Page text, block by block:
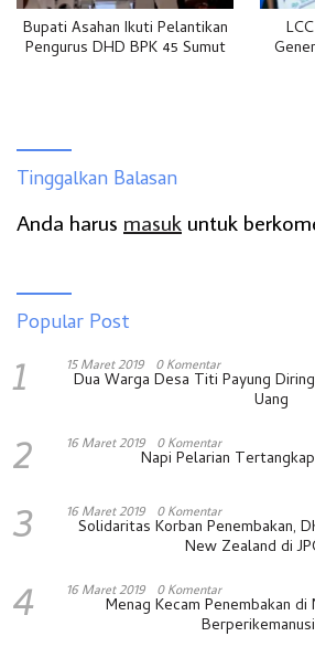
Bupati Asahan Ikuti Pelantikan
Pengurus DHD BPK 45 Sumut
Tinggalkan Balasan
Anda harus masuk untuk
Popular Post
1 15 Maret 2019 0 Komentar
Dua Warga Desa Titi Payung
Uang
2 16 Maret 2019 0 Komentar
Napi Pelarian
3 16 Maret 2019 0 Komentar
Solidaritas Korban Penembakan,
New Zealand di
4 16 Maret 2019 0 Komentar
Menag Kecam Penembakan